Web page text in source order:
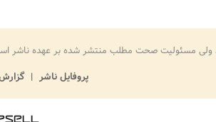
ولی مسئولیت صحت مطلب منتشر شده بر عهده ناشر
پروفایل ناشر